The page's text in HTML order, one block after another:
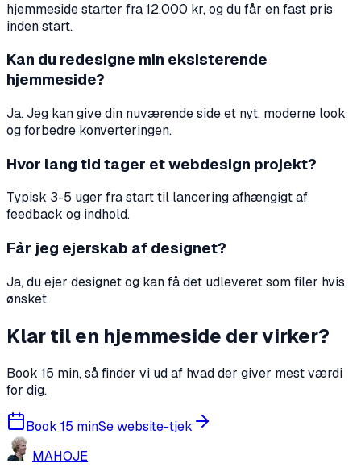
hjemmeside starter fra 12.000 kr, og du får en fast pris
inden start.
Kan du redesigne min eksisterende
hjemmeside?
Ja. Jeg kan give din nuværende side et nyt, moderne look
og forbedre konverteringen.
Hvor lang tid tager et webdesign projekt?
Typisk 3-5 uger fra start til lancering afhængigt af
feedback og indhold.
Får jeg ejerskab af designet?
Ja, du ejer designet og kan få det udleveret som filer hvis
ønsket.
Klar til en hjemmeside der virker?
Book 15 min, så finder vi ud af hvad der giver mest værdi
for dig.
Book 15 minSe website-tjek
MAHOJE